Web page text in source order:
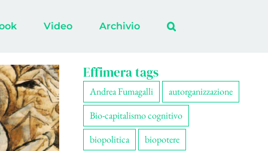
Video Archivio
Effimera tags
Andrea Fumagalli
autorganizzazione
Bio-capitalismo cognitivo
biopolitica
biopotere